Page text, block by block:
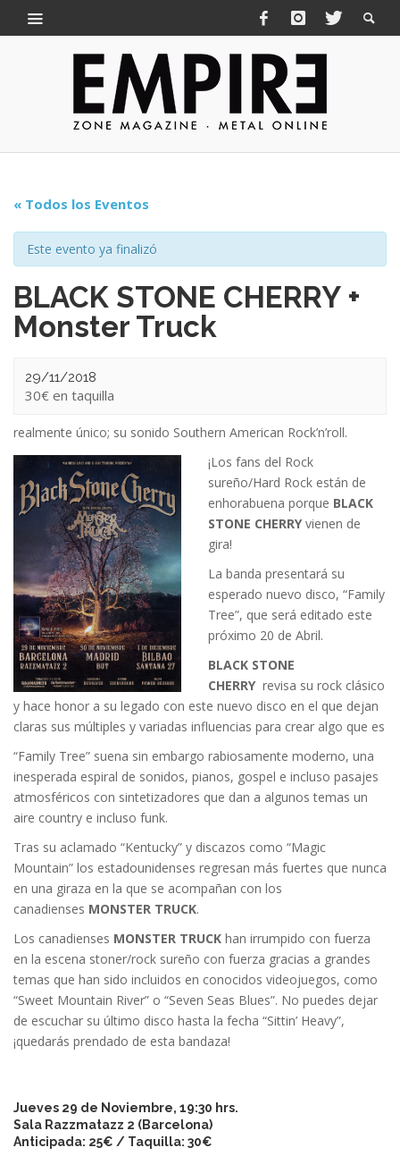
« Todos los Eventos
Este evento ya finalizó
BLACK STONE CHERRY +
Monster Truck
29/11/2018
30€
realmente único; su sonido Southern American Rock’n’roll.
¡Los fans del Rock
sureño/Hard Rock están de
enhorabuena porque BLACK
STONE CHERRYvienen de
gira!
La banda presentará su
esperado nuevo disco, “Family
Tree”, que será editado este
próximo 20 de Abril.
BLACK STONE
CHERRYrevisa su rock clásico
y hace honor a su legado con este nuevo disco en el que dejan
claras sus múltiples y variadas influencias para crear algo que es
“Family Tree” suena sin embargo rabiosamente moderno, una
inesperada espiral de sonidos, pianos, gospel e incluso pasajes
atmosféricos con sintetizadores que dan a algunos temas un
aire country e incluso funk.
Tras su aclamado “Kentucky” y discazos como “Magic
Mountain” los estadounidenses regresan más fuertes que nunca
en una giraza en la que se acompañan con los
canadienses MONSTER TRUCK.
Los canadienses MONSTER TRUCK han irrumpido con fuerza
en la escena stoner/rock sureño con fuerza gracias a grandes
temas que han sido incluidos en conocidos videojuegos, como
“Sweet Mountain River” o “Seven Seas Blues”. No puedes dejar
de escuchar su último disco hasta la fecha “Sittin’ Heavy”,
¡quedarás prendado de esta bandaza!
Jueves 29 de Noviembre, 19:30 hrs.
Sala Razzmatazz 2 (Barcelona)
Anticipada: 25€ / Taquilla: 30€